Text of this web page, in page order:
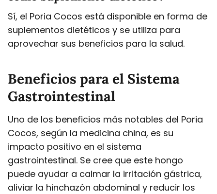
Sí, el Poria Cocos está disponible en forma de
suplementos dietéticos y se utiliza para
aprovechar sus beneficios para la salud.
Beneficios para el Sistema
Gastrointestinal
Uno de los beneficios más notables del Poria
Cocos, según la medicina china, es su
impacto positivo en el sistema
gastrointestinal. Se cree que este hongo
puede ayudar a calmar la irritación gástrica,
aliviar la hinchazón abdominal y reducir los